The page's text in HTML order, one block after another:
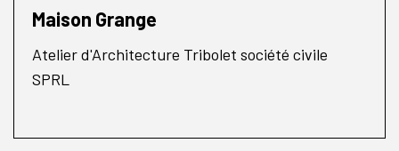
Maison Grange
Atelier d'Architecture Tribolet société civile
SPRL